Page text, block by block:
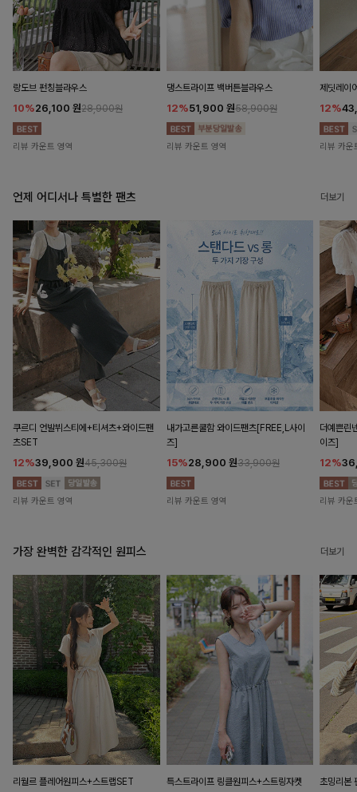
랑도브 펀칭블라우스
10%26,100 원28,900원
리뷰 카운트 영역
댕스트라이프 백버튼블라우스
12%51,900 원58,900원
리뷰 카운트 영역
제딧레이
12%
리뷰 카운
언제 어디서나 특별한 팬츠 더보기
쿠르디 언발뷔스티에+티셔츠+와이드팬
츠SET
12%39,900 원45,300원
리뷰 카운트 영역
내가고른쿨함 와이드팬츠[FREE,L사이
즈]
15%28,900 원33,900원
리뷰 카운트 영역
더예쁜린
이즈]
12%
리뷰 카운
가장 완벽한 감각적인 원피스 더보기
리월르 플레어원피스+스트랩SET
특스트라이프 링클원피스+스트링자켓
초밍리본